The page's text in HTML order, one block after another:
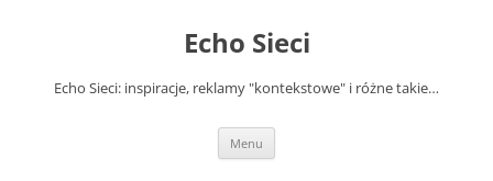
Echo Sieci
Echo Sieci: inspiracje, reklamy "kontekstowe" i różne takie…
Menu